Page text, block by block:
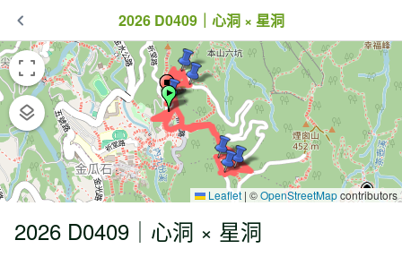
2026 D0409｜心洞 × 星洞
Leaflet | ©OpenStreetMapcontributors
2026 D0409｜心洞 × 星洞